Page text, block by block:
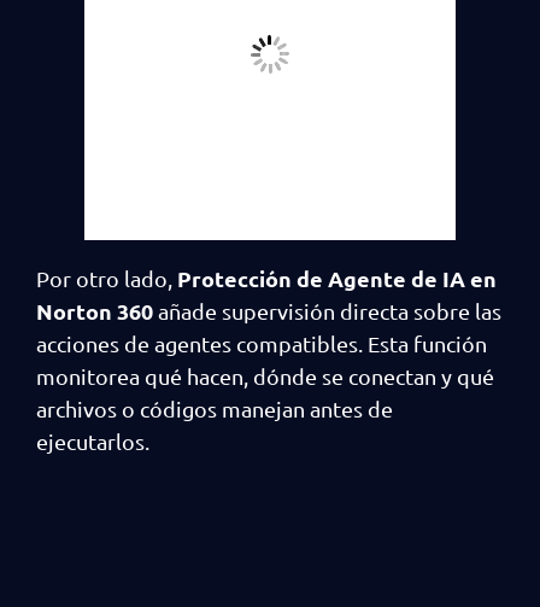
Por otro lado, Protección de Agente de IA en
Norton 360añade supervisión directa sobre las
acciones de agentes compatibles. Esta función
monitorea qué hacen, dónde se conectan y qué
archivos o códigos manejan antes de
ejecutarlos.